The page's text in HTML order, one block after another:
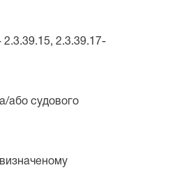
2.3.39.15, 2.3.39.17-
або судового